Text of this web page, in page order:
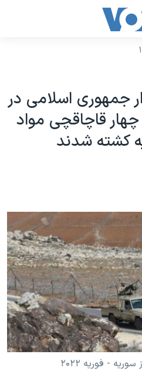
جمهوری اسلامی در
قاچاقچی مواد
کشته شدند
- فوریه ۲۰۲۲